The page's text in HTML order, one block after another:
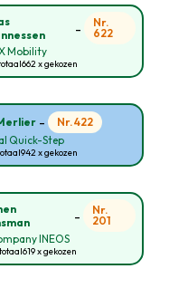
-
Nr.
622
Mobility
662 x gekozen
-
Nr. 422
Quick-Step
942 x gekozen
-
Nr.
201
INEOS
619 x gekozen